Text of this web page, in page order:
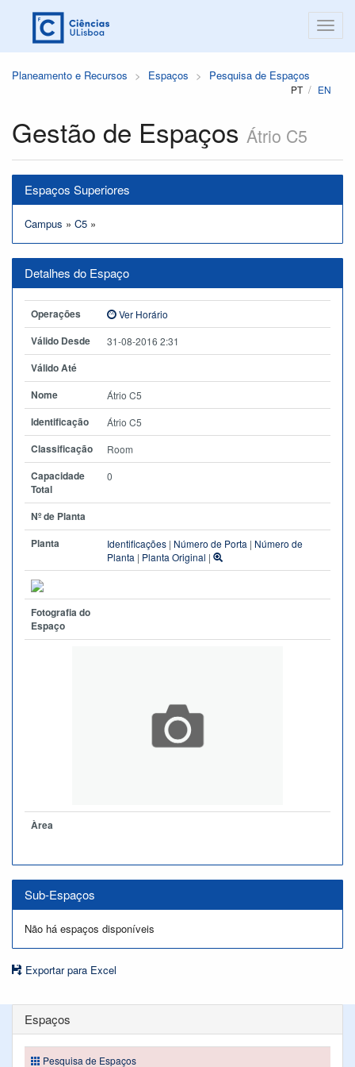
Planeamento e Recursos Espaços Pesquisa de Espaços
PT EN
Gestão de Espaços Átrio C5
Espaços Superiores
Campus » C5 »
Detalhes do Espaço
Operações Ver Horário
Válido Desde 31-08-2016 2:31
Válido Até
Nome
Átrio C5
Identificação Átrio C5
Classificação Room
Capacidade
Total
0
Nº de Planta
Planta
Identificações | Número de Porta | Número de
Planta | Planta Original |
Fotografia do
Espaço
Àrea
Sub-Espaços
Não há espaços disponíveis
Exportar para Excel
Espaços
Pesquisa de Espaços